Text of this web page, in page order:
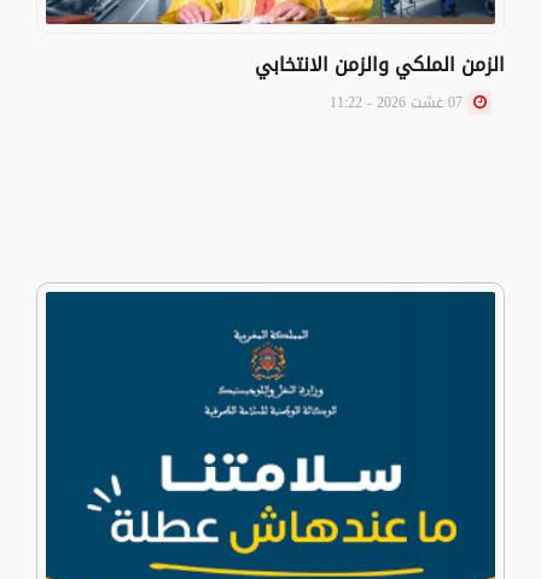
الزمن الملكي والزمن الانتخابي